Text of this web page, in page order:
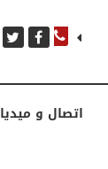
مصدر سعودي لـCNN: التطبيع مع إسرائيل مرهون بمسار لا رجعة فيه نحو إقامة دولة فلسطينية
اتصال و ميديا